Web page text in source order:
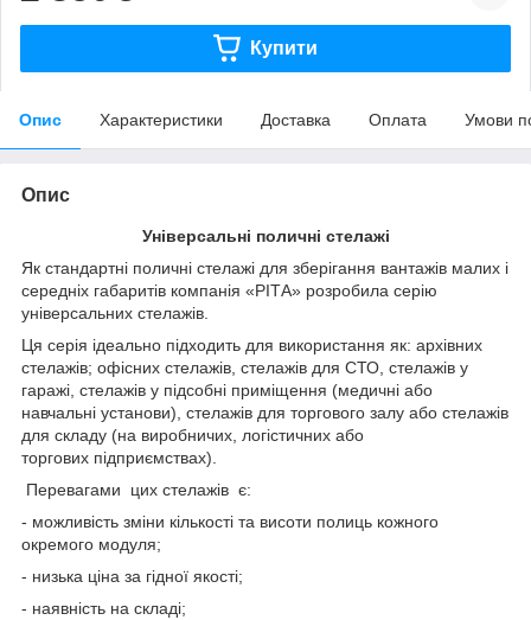
Купити
Опис Характеристики Доставка Оплата Умови
Опис
Універсальні поличні стелажі
Як стандартні поличні стелажі для зберігання вантажів малих і
середніх габаритів компанія «РІТА» розробила серію
універсальних стелажів.
Ця серія ідеально підходить для використання як: архівних
стелажів; офісних стелажів, стелажів для СТО, стелажів у
гаражі, стелажів у підсобні приміщення (медичні або
навчальні установи), стелажів для торгового залу або стелажів
для складу (на виробничих, логістичних або
торгових підприємствах).
Перевагами цих стелажів є:
- можливість зміни кількості та висоти полиць кожного
окремого модуля;
- низька ціна за гідної якості;
- наявність на складі;